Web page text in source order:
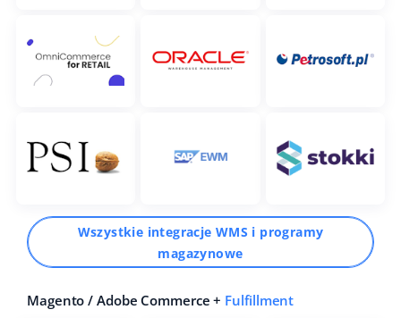
Wszystkie integracje WMS i programy
magazynowe
Magento / Adobe Commerce + Fulfillment